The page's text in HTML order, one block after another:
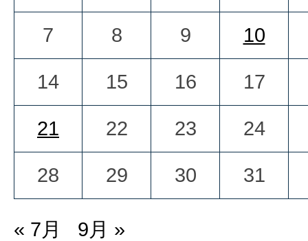
7 8 9 10
14 15 16 17
21 22 23 24
28 29 30 31
« 7月 9月 »